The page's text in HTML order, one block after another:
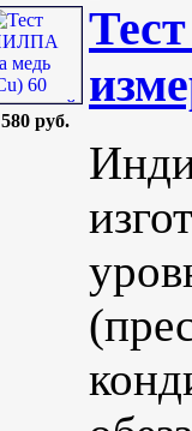
580 руб.